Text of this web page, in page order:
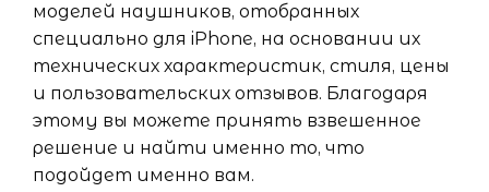
моделей наушников, отобранных
специально для iPhone, на основании их
технических характеристик, стиля, цены
и пользовательских отзывов. Благодаря
этому вы можете принять взвешенное
решение и найти именно то, что
подойдет именно вам.